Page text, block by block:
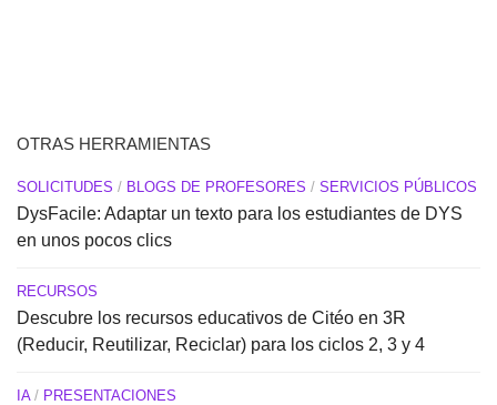
OTRAS HERRAMIENTAS
SOLICITUDES / BLOGS DE PROFESORES / SERVICIOS PÚBLICOS
DysFacile: Adaptar un texto para los estudiantes de DYS
en unos pocos clics
RECURSOS
Descubre los recursos educativos de Citéo en 3R
(Reducir, Reutilizar, Reciclar) para los ciclos 2, 3 y 4
IA/ PRESENTACIONES